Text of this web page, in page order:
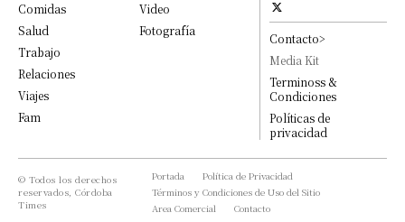
Comidas
Salud
Trabajo
Relaciones
Viajes
Fam
Video
Fotografía
Contacto>
Media Kit
Terminoss &
Condiciones
Políticas de
privacidad
© Todos los derechos
reservados, Córdoba
Times
Portada
Política de Privacidad
Términos y Condiciones de Uso del Sitio
Area Comercial
Contacto